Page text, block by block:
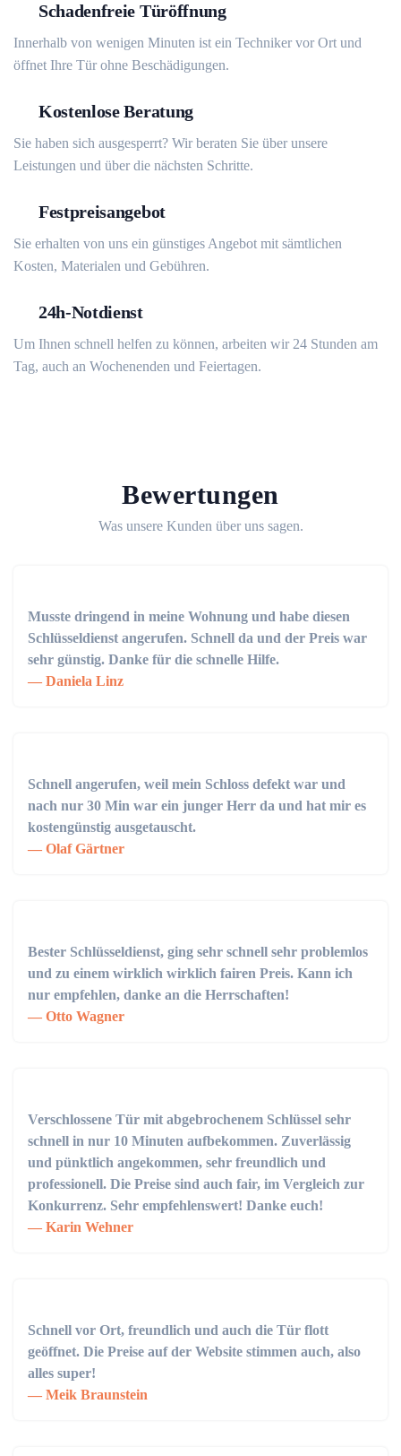
Schadenfreie Türöffnung
Innerhalb von wenigen Minuten ist ein Techniker vor Ort und
öffnet Ihre Tür ohne Beschädigungen.
Kostenlose Beratung
Sie haben sich ausgesperrt? Wir beraten Sie über unsere
Leistungen und über die nächsten Schritte.
Festpreisangebot
Sie erhalten von uns ein günstiges Angebot mit sämtlichen
Kosten, Materialen und Gebühren.
24h-Notdienst
Um Ihnen schnell helfen zu können, arbeiten wir 24 Stunden am
Tag, auch an Wochenenden und Feiertagen.
Bewertungen
Was unsere Kunden über uns sagen.
Musste dringend in meine Wohnung und habe diesen
Schlüsseldienst angerufen. Schnell da und der Preis war
sehr günstig. Danke für die schnelle Hilfe.
Daniela Linz
Schnell angerufen, weil mein Schloss defekt war und
nach nur 30 Min war ein junger Herr da und hat mir es
kostengünstig ausgetauscht.
Olaf Gärtner
Bester Schlüsseldienst, ging sehr schnell sehr problemlos
und zu einem wirklich wirklich fairen Preis. Kann ich
nur empfehlen, danke an die Herrschaften!
Otto Wagner
Verschlossene Tür mit abgebrochenem Schlüssel sehr
schnell in nur 10 Minuten aufbekommen. Zuverlässig
und pünktlich angekommen, sehr freundlich und
professionell. Die Preise sind auch fair, im Vergleich zur
Konkurrenz. Sehr empfehlenswert! Danke euch!
Karin Wehner
Schnell vor Ort, freundlich und auch die Tür flott
geöffnet. Die Preise auf der Website stimmen auch, also
alles super!
Meik Braunstein